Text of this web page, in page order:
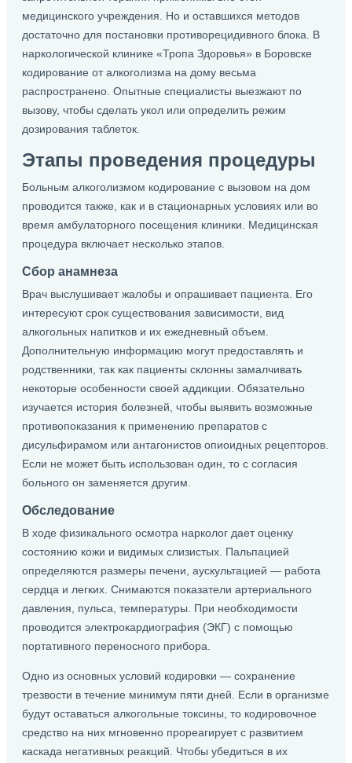
медицинского учреждения. Но и оставшихся методов
достаточно для постановки противорецидивного блока. В
наркологической клинике «Тропа Здоровья» в Боровске
кодирование от алкоголизма на дому весьма
распространено. Опытные специалисты выезжают по
вызову, чтобы сделать укол или определить режим
дозирования таблеток.
Этапы проведения процедуры
Больным алкоголизмом кодирование с вызовом на дом
проводится также, как и в стационарных условиях или во
время амбулаторного посещения клиники. Медицинская
процедура включает несколько этапов.
Сбор анамнеза
Врач выслушивает жалобы и опрашивает пациента. Его
интересуют срок существования зависимости, вид
алкогольных напитков и их ежедневный объем.
Дополнительную информацию могут предоставлять и
родственники, так как пациенты склонны замалчивать
некоторые особенности своей аддикции. Обязательно
изучается история болезней, чтобы выявить возможные
противопоказания к применению препаратов с
дисульфирамом или антагонистов опиоидных рецепторов.
Если не может быть использован один, то с согласия
больного он заменяется другим.
Обследование
В ходе физикального осмотра нарколог дает оценку
состоянию кожи и видимых слизистых. Пальпацией
определяются размеры печени, аускультацией — работа
сердца и легких. Снимаются показатели артериального
давления, пульса, температуры. При необходимости
проводится электрокардиография (ЭКГ) с помощью
портативного переносного прибора.
Одно из основных условий кодировки — сохранение
трезвости в течение минимум пяти дней. Если в организме
будут оставаться алкогольные токсины, то кодировочное
средство на них мгновенно прореагирует с развитием
каскада негативных реакций. Чтобы убедиться в их